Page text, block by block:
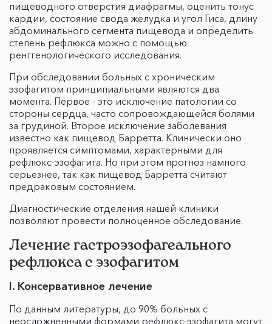
пищеводного отверстия диафрагмы, оценить тонус
кардии, состояние свода желудка и угол Гиса, длину
абдоминального сегмента пищевода и определить
степень рефлюкса можно с помощью
рентгенологического исследования.
При обследовании больных с хроническим
эзофагитом принципиальными являются два
момента. Первое - это исключение патологии со
стороны сердца, часто сопровождающейся болями
за грудиной. Второе исключение заболевания
известно как пищевод Барретта. Клинически оно
проявляется симптомами, характерными для
рефлюкс-эзофагита. Но при этом прогноз намного
серьезнее, так как пищевод Барретта считают
предраковым состоянием.
Диагностические отделения нашей клиники
позволяют провести полноценное обследование.
Лечение гастроэзофагеального
рефлюкса с эзофагитом
I. Консервативное лечение
По данным литературы, до 90% больных с
неосложненными формами рефлюкс-эзофагита могут